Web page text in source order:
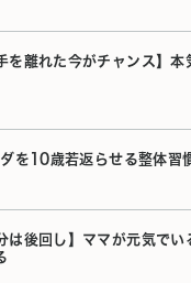
を離れた今がチャンス】本
を10歳若返らせる整体習
は後回し】ママが元気でい